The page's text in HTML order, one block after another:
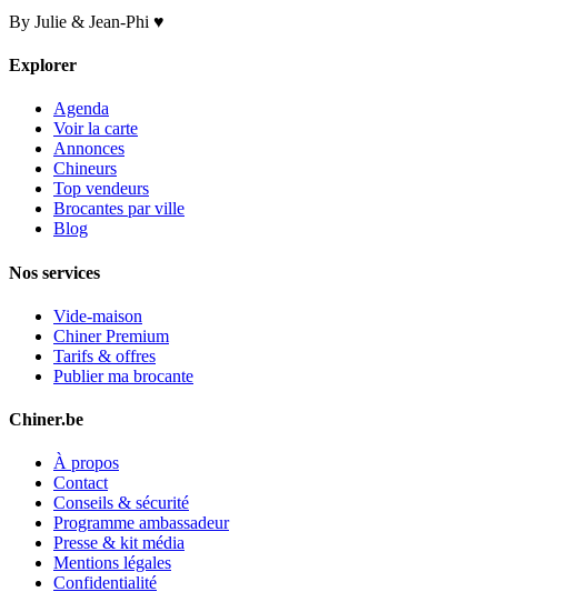
By Julie & Jean-Phi ♥
Explorer
Agenda
Voir la carte
Annonces
Chineurs
Top vendeurs
Brocantes par ville
Blog
Nos services
Vide-maison
Chiner Premium
Tarifs & offres
Publier ma brocante
Chiner.be
À propos
Contact
Conseils & sécurité
Programme ambassadeur
Presse & kit média
Mentions légales
Confidentialité